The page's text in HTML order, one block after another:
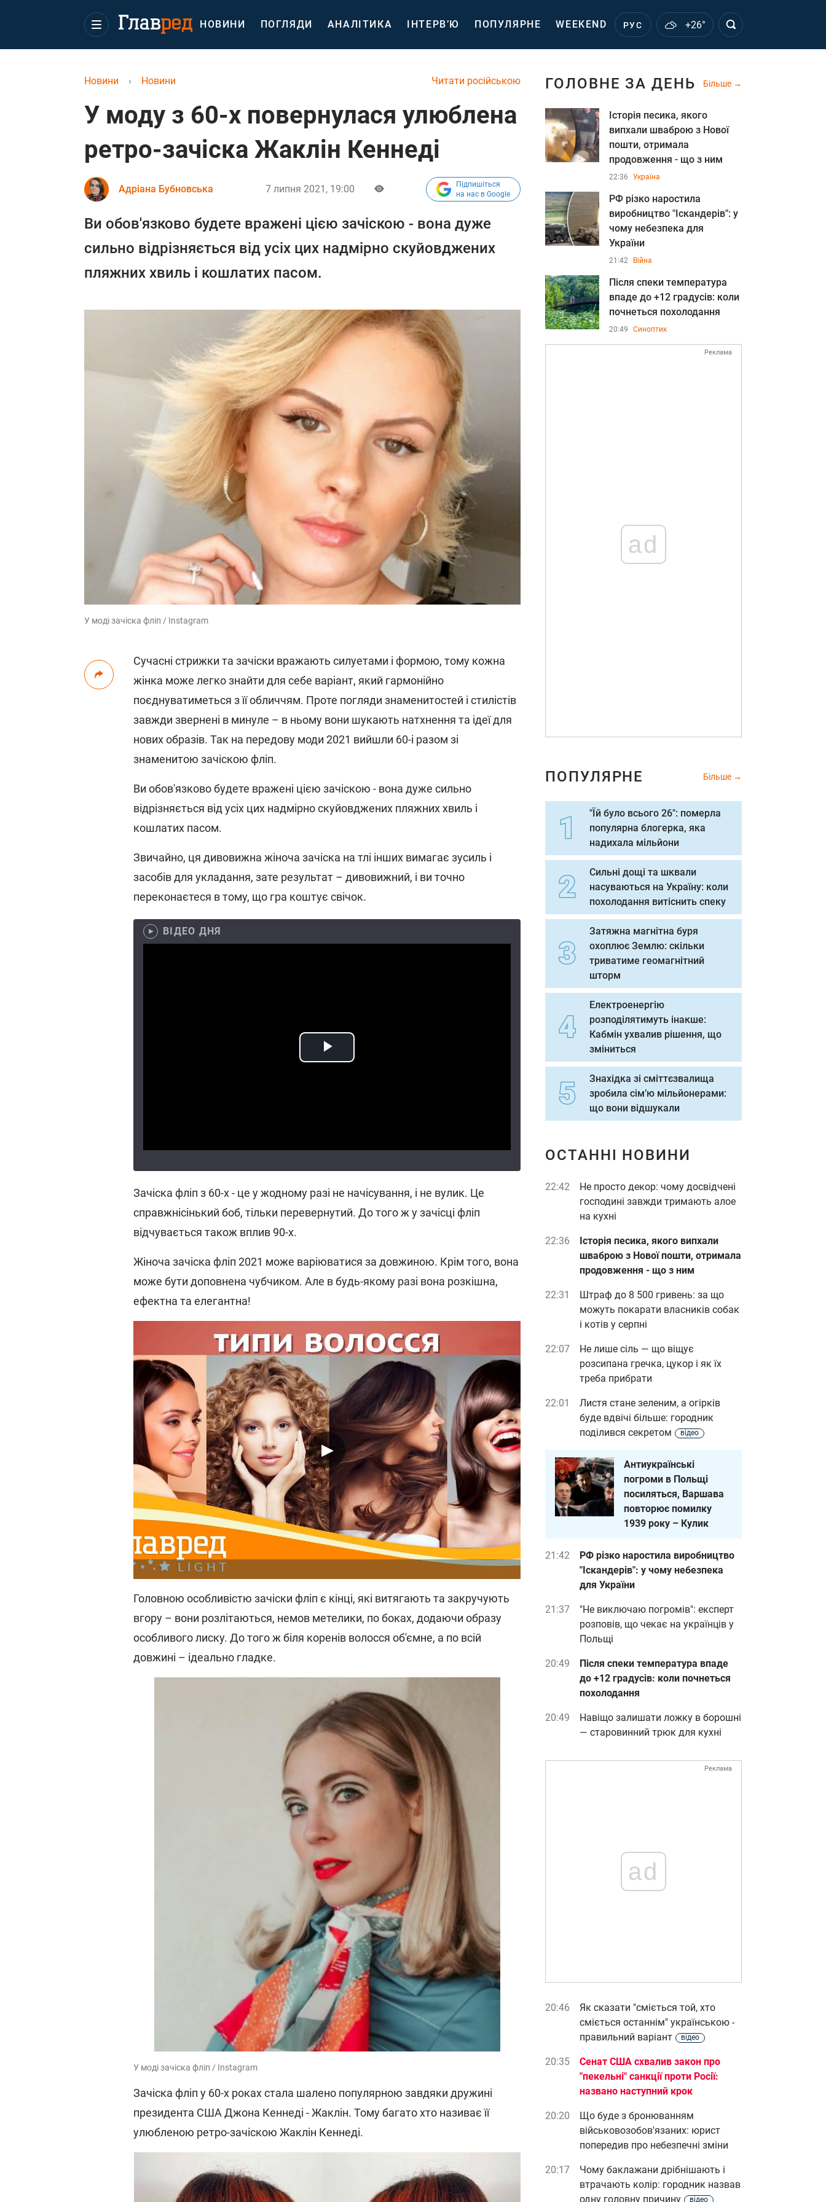
НОВИНИ ПОГЛЯДИ АНАЛІТИКА ІНТЕРВ’Ю ПОПУЛЯРНЕ WEEKEND РУС +26°
Читати російською
Новини › Новини
У моду з 60-х повернулася улюблена
ретро-зачіска Жаклін Кеннеді
Адріана Бубновська 7 липня 2021, 19:00
Підпишіться
на нас в Google
Ви обов'язково будете вражені цією зачіскою - вона дуже
сильно відрізняється від усіх цих надмірно скуйовджених
пляжних хвиль і кошлатих пасом.
У моді зачіска фліп / Instagram
Сучасні стрижки та зачіски вражають силуетами і формою, тому кожна
жінка може легко знайти для себе варіант, який гармонійно
поєднуватиметься з її обличчям. Проте погляди знаменитостей і стилістів
завжди звернені в минуле – в ньому вони шукають натхнення та ідеї для
нових образів. Так на передову моди 2021 вийшли 60-і разом зі
знаменитою зачіскою фліп.
Ви обов'язково будете вражені цією зачіскою - вона дуже сильно
відрізняється від усіх цих надмірно скуйовджених пляжних хвиль і
кошлатих пасом.
Звичайно, ця дивовижна жіноча зачіска на тлі інших вимагає зусиль і
засобів для укладання, зате результат – дивовижний, і ви точно
переконаєтеся в тому, що гра коштує свічок.
ВІДЕО ДНЯ
Зачіска фліп з 60-х - це у жодному разі не начісування, і не вулик. Це
справжнісінький боб, тільки перевернутий. До того ж у зачісці фліп
відчувається також вплив 90-х.
Жіноча зачіска фліп 2021 може варіюватися за довжиною. Крім того, вона
може бути доповнена чубчиком. Але в будь-якому разі вона розкішна,
ефектна та елегантна!
Головною особливістю зачіски фліп є кінці, які витягають та закручують
вгору – вони розлітаються, немов метелики, по боках, додаючи образу
особливого лиску. До того ж біля коренів волосся об'ємне, а по всій
довжині – ідеально гладке.
У моді зачіска фліп / Instagram
Зачіска фліп у 60-х роках стала шалено популярною завдяки дружині
президента США Джона Кеннеді - Жаклін. Тому багато хто називає її
улюбленою ретро-зачіскою Жаклін Кеннеді.
ГОЛОВНЕ ЗА ДЕНЬ Більше
Історія песика, якого
випхали шваброю з Нової
пошти, отримала
продовження - що з ним
22:36 Україна
РФ різко наростила
виробництво "Іскандерів": у
чому небезпека для
України
21:42 Війна
Після спеки температура
впаде до +12 градусів: коли
почнеться похолодання
20:49 Синоптик
Реклама
ad
ПОПУЛЯРНЕ Більше
"Їй було всього 26": померла
популярна блогерка, яка
надихала мільйони
Сильні дощі та шквали
насуваються на Україну: коли
похолодання витіснить спеку
Затяжна магнітна буря
охоплює Землю: скільки
триватиме геомагнітний
шторм
Електроенергію
розподілятимуть інакше:
Кабмін ухвалив рішення, що
зміниться
Знахідка зі сміттєзвалища
зробила сім’ю мільйонерами:
що вони відшукали
ОСТАННІ НОВИНИ
22:42
Не просто декор: чому досвідчені
господині завжди тримають алое
на кухні
22:36
Історія песика, якого випхали
шваброю з Нової пошти, отримала
продовження - що з ним
22:31
Штраф до 8 500 гривень: за що
можуть покарати власників собак
і котів у серпні
22:07
Не лише сіль — що віщує
розсипана гречка, цукор і як їх
треба прибрати
22:01
Листя стане зеленим, а огірків
буде вдвічі більше: городник
поділився секретом
відео
Антиукраїнські
погроми в Польщі
посиляться, Варшава
повторює помилку
1939 року – Кулик
21:42
РФ різко наростила виробництво
"Іскандерів": у чому небезпека
для України
21:37
"Не виключаю погромів": експерт
розповів, що чекає на українців у
Польщі
20:49
Після спеки температура впаде
до +12 градусів: коли почнеться
похолодання
20:49
Навіщо залишати ложку в борошні
— старовинний трюк для кухні
Реклама
ad
20:46
Як сказати "сміється той, хто
сміється останнім" українською -
правильний варіант
відео
20:35
Сенат США схвалив закон про
"пекельні" санкції проти Росії:
названо наступний крок
20:20
Що буде з бронюванням
військовозобов'язаних: юрист
попередив про небезпечні зміни
20:17
Чому баклажани дрібнішають і
втрачають колір: городник назвав
одну головну причину
відео